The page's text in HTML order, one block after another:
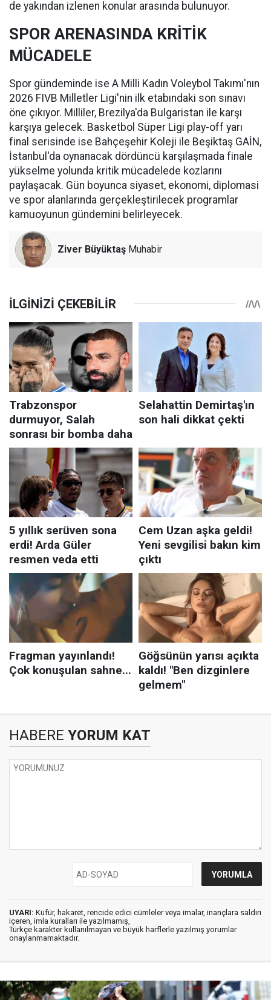
de yakından izlenen konular arasında bulunuyor.
SPOR ARENASINDA KRİTİK
MÜCADELE
Spor gündeminde ise A Milli Kadın Voleybol Takımı'nın
2026 FIVB Milletler Ligi'nin ilk etabındaki son sınavı
öne çıkıyor. Milliler, Brezilya'da Bulgaristan ile karşı
karşıya gelecek. Basketbol Süper Ligi play-off yarı
final serisinde ise Bahçeşehir Koleji ile Beşiktaş GAİN,
İstanbul'da oynanacak dördüncü karşılaşmada finale
yükselme yolunda kritik mücadelede kozlarını
paylaşacak. Gün boyunca siyaset, ekonomi, diplomasi
ve spor alanlarında gerçekleştirilecek programlar
kamuoyunun gündemini belirleyecek.
Ziver Büyüktaş Muhabir
HABERE YORUM KAT
UYARI: Küfür, hakaret, rencide edici cümleler veya imalar, inançlara saldırı
içeren, imla kuralları ile yazılmamış,
Türkçe karakter kullanılmayan ve büyük harflerle yazılmış yorumlar
onaylanmamaktadır.